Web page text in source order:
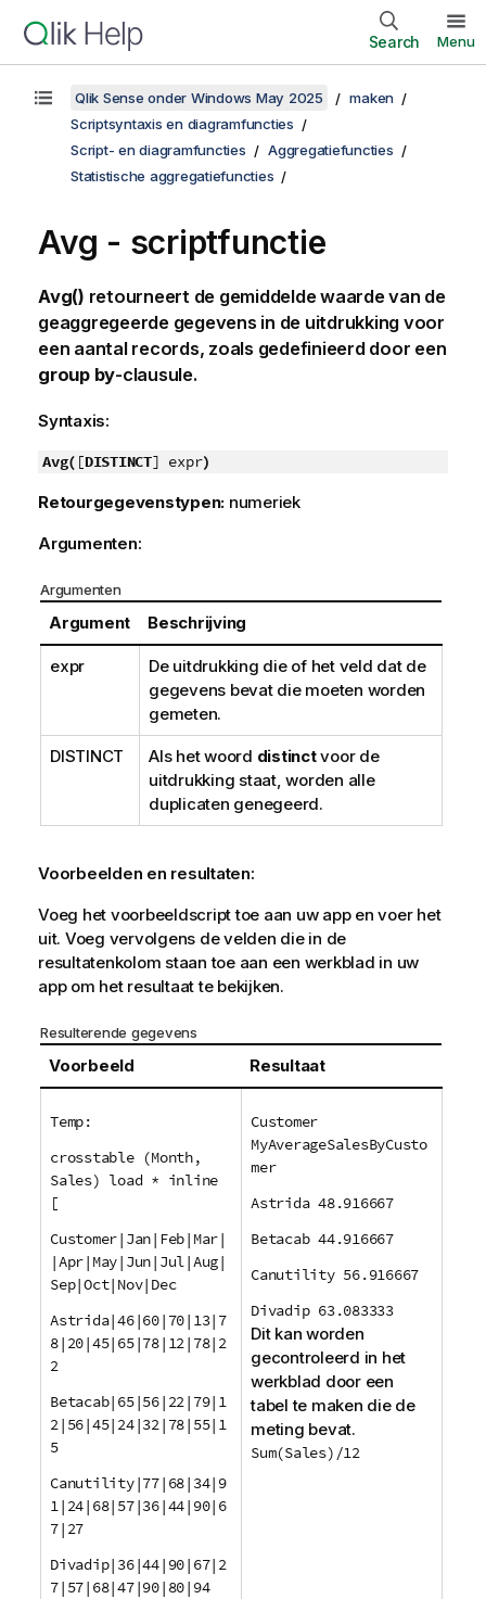
Search Menu
Qlik Sense onder Windows May 2025
maken
Scriptsyntaxis en diagramfuncties
Script- en diagramfuncties
Aggregatiefuncties
Statistische aggregatiefuncties
Avg - scriptfunctie
Avg() retourneert de gemiddelde waarde van de
geaggregeerde gegevens in de uitdrukking voor
een aantal records, zoals gedefinieerd door een
group by-clausule.
Syntaxis:
Avg( [DISTINCT] expr)
Retourgegevenstypen: numeriek
Argumenten:
Argumenten
Argument Beschrijving
expr
De uitdrukking die of het veld dat de
gegevens bevat die moeten worden
gemeten.
DISTINCT Als het woord distinctvoor de
uitdrukking staat, worden alle
duplicaten genegeerd.
Voorbeelden en resultaten:
Voeg het voorbeeldscript toe aan uw app en voer het
uit. Voeg vervolgens de velden die in de
resultatenkolom staan toe aan een werkblad in uw
app om het resultaat te bekijken.
Resulterende gegevens
Voorbeeld Resultaat
Temp:
crosstable (Month,
Sales) load * inline
[
Customer|Jan|Feb|Mar|
|Apr|May|Jun|Jul|Aug|
Sep|Oct|Nov|Dec
Astrida|46|60|70|13|7
8|20|45|65|78|12|78|2
2
Betacab|65|56|22|79|1
2|56|45|24|32|78|55|1
5
Canutility|77|68|34|9
1|24|68|57|36|44|90|6
7|27
Divadip|36|44|90|67|2
7|57|68|47|90|80|94
Customer
MyAverageSalesByCusto
mer
Astrida 48.916667
Betacab 44.916667
Canutility 56.916667
Divadip 63.083333
Dit kan worden
gecontroleerd in het
werkblad door een
tabel te maken die de
meting bevat.
Sum(Sales)/12